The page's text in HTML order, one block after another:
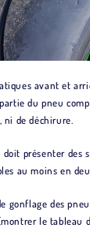
avant et
du pneu
ni de déchirure.
présenter des
au moins en
gonflage des
le tableau